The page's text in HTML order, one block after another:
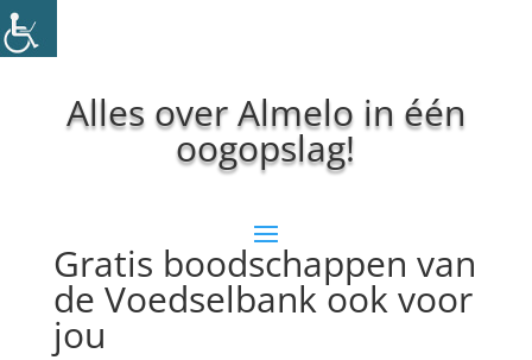
Alles over Almelo in één
oogopslag!
Gratis boodschappen van
de Voedselbank ook voor
jou